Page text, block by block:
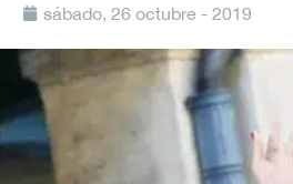
sábado, 26 octubre - 2019